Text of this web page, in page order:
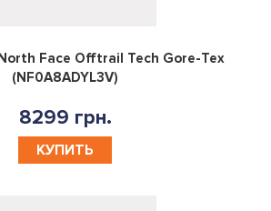
0
Face Offtrail Tech Gore-Tex
(NF0A8ADYL3V)
8299 грн.
КУПИТЬ